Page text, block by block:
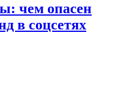
чем опасен
в соцсетях